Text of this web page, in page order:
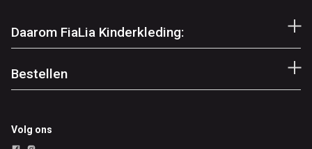
Daarom FiaLia Kinderkleding:
Bestellen
Volg ons